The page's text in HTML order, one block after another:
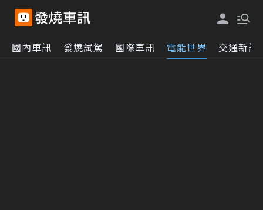
國內車訊 發燒試駕 國際車訊 電能世界 交通新訊